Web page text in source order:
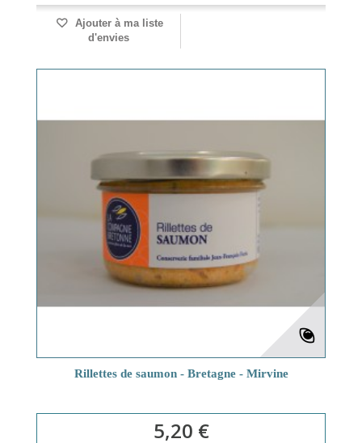
Ajouter à ma liste
d'envies
Rillettes de saumon - Bretagne - Mirvine
5,20 €